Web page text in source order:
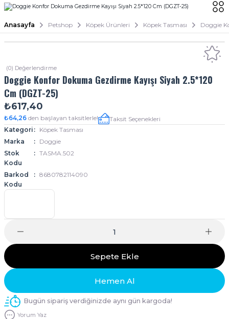
Anasayfa Petshop Köpek Ürünleri Köpek Tasması Doggie
(0) Değerlendirme
Doggie Konfor Dokuma Gezdirme Kayışı Siyah 2.5*120
Cm (DGZT-25)
₺617,40
₺64,26 den başlayan taksitlerle!
Taksit Seçenekleri
Kategori
Köpek Tasması
Marka
Doggie
Stok
Kodu
TASMA.502
Barkod
Kodu
8680782114090
Sepete Ekle
Hemen Al
Bugün sipariş verdiğinizde aynı gün kargoda!
Yorum Yaz